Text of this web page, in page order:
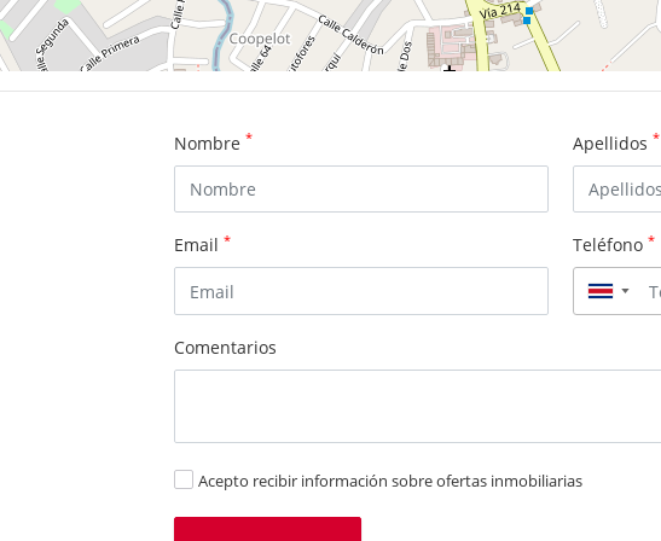
Nombre * Apellidos *
Email * Teléfono *
▼
Comentarios
Acepto recibir información sobre ofertas inmobiliarias